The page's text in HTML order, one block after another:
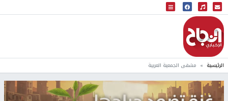
البث المباشر
إذاعة النجاح
الرئيسية مشفى الجمعية العربية